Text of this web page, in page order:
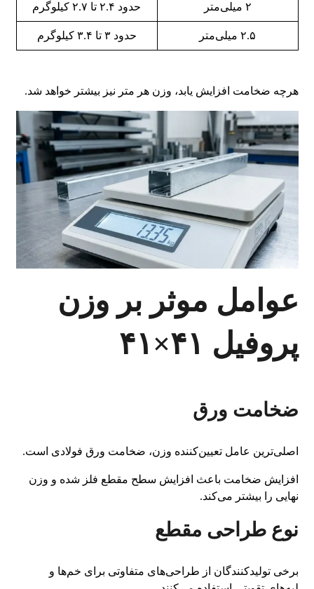
۲ میلی‌متر حدود ۲.۴ تا ۲.۷ کیلوگرم
۲.۵ میلی‌متر حدود ۳ تا ۳.۴ کیلوگرم
هرچه ضخامت افزایش یابد، وزن هر متر نیز بیشتر خواهد شد.
عوامل موثر بر وزن
پروفیل ۴۱×۴۱
ضخامت ورق
اصلی‌ترین عامل تعیین‌کننده وزن، ضخامت ورق فولادی است.
افزایش ضخامت باعث افزایش سطح مقطع فلز شده و وزن
نهایی را بیشتر می‌کند.
نوع طراحی مقطع
برخی تولیدکنندگان از طراحی‌های متفاوتی برای خم‌ها و